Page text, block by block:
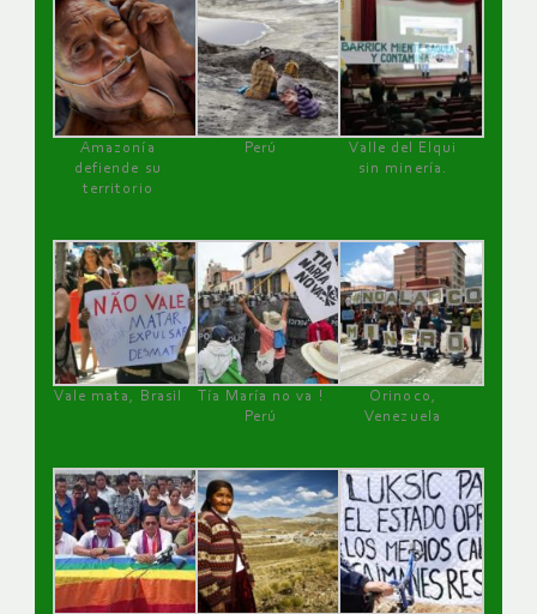
Amazonía
defiende su
territorio
Perú
Valle del Elqui
sin minería.
Vale mata, Brasil
Tía María no va !
Perú
Orinoco,
Venezuela